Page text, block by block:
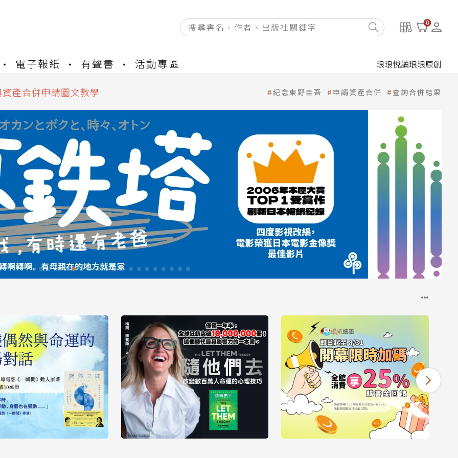
0
電子報紙 有聲書 活動專區 琅琅悅讀琅琅原創
開通申請
產合併申請圖文教學
開通申請
紀念東野圭吾 申請資產合併 查詢合併結果